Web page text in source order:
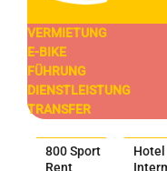
VERMIETUNG
E-BIKE
FÜHRUNG
DIENSTLEISTUNG
TRANSFER
800 Sport
Rent
Hotel